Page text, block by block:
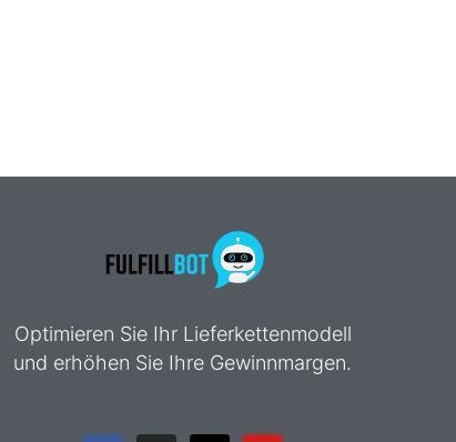
Optimieren Sie Ihr Lieferkettenmodell
und erhöhen Sie Ihre Gewinnmargen.